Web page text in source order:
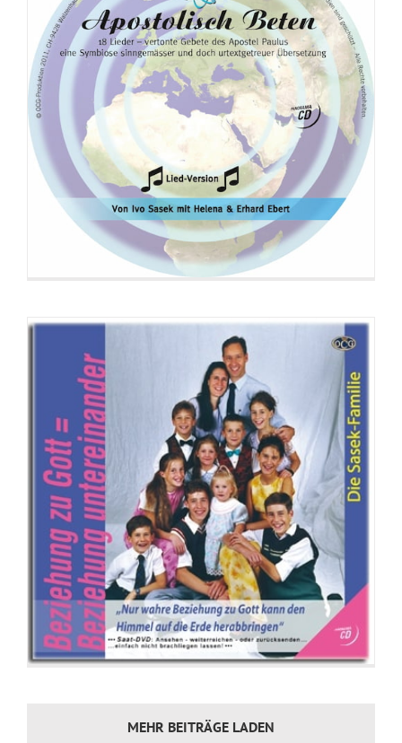
105. 34_Charagma_Das sprechende Bild
106. 35_Charagma_Das sprechende Bild
107. 36_Charagma_Das sprechende Bild
108. 37_Charagma_Das sprechende Bild
109. 38_Charagma_Das sprechende Bild
110. 39_Charagma_Das sprechende Bild
111. 40_Charagma_Das sprechende Bild
112. 41_Charagma_Das sprechende Bild
113. 42_Charagma_Das sprechende Bild
114. 43_Charagma_Das sprechende Bild
117. 46_Charagma_RFID-Radio Frequenz Identifikation
118. 47_Charagma_RFID-Radio Frequenz Identifikation
119. 48_Charagma_RFID-Radio Frequenz Identifikation
120. 49_Charagma_RFID-Radio Frequenz Identifikation
121. 50_Charagma_RFID-Radio Frequenz Identifikation
122. 51_Charagma_RFID-Radio Frequenz Identifikation
123. 52_Charagma_RFID-Radio Frequenz Identifikation
124. 53_Charagma_RFID-Radio Frequenz Identifikation
125. 54_Charagma_RFID-Radio Frequenz Identifikation
126. 55_Charagma_RFID-Radio Frequenz Identifikation
127. 56_Charagma_RFID-Radio Frequenz Identifikation
128. 57_Charagma_RFID-Radio Frequenz Identifikation
129. 58_Charagma_RFID-Radio Frequenz Identifikation
131. 60_Charagma_RFID-Radio Frequenz Identifikation
CD: Beziehung zu Gott
MEHR BEITRÄGE LADEN